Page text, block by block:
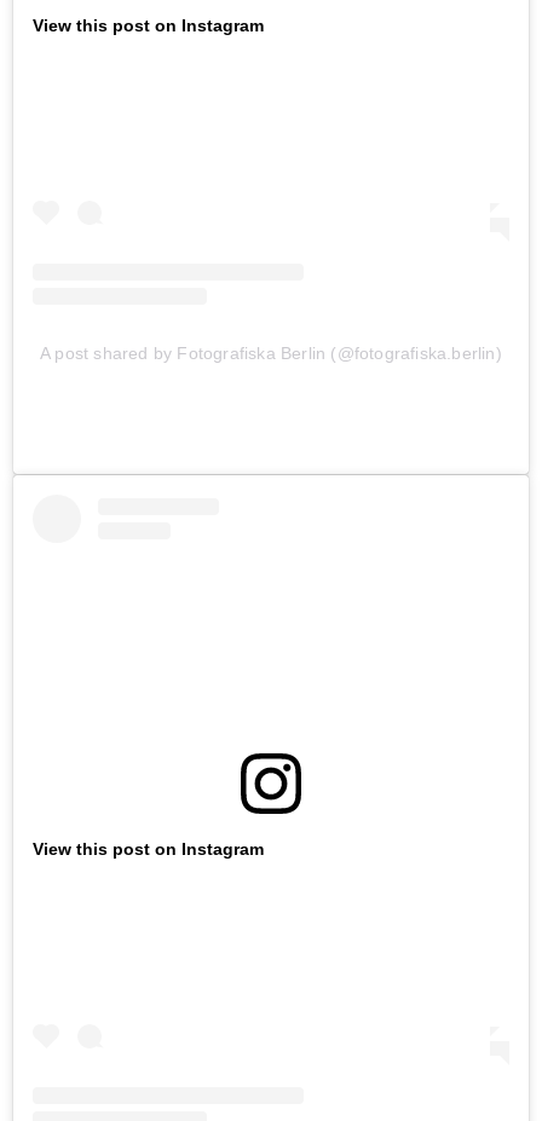
View this post on Instagram
A post shared by Fotografiska Berlin (@fotografiska.berlin)
View this post on Instagram